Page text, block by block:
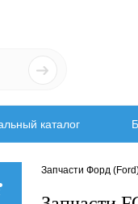
каталог
Запчасти Форд